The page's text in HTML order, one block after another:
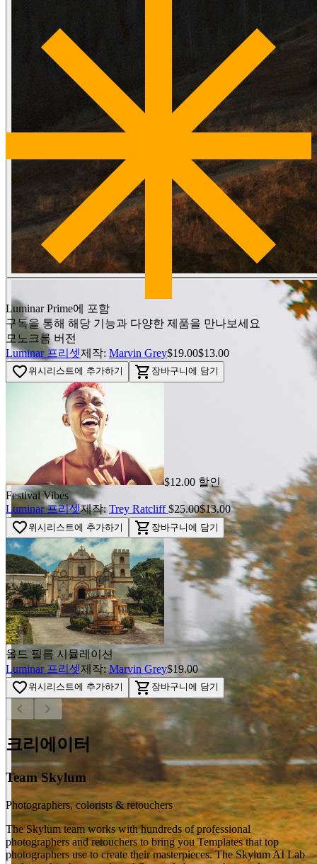
Luminar Prime에 포함
구독을 통해 해당 기능과 다양한 제품을 만나보세요
모노크롬 버전
Luminar 프리셋제작: Marvin Grey$19.00$13.00
favorite_border 위시리스트에 추가하기 shopping_cart 장바구니에 담기
$12.00 할인
Festival Vibes
Luminar 프리셋제작: Trey Ratcliff$25.00$13.00
favorite_border 위시리스트에 추가하기 shopping_cart 장바구니에 담기
올드 필름 시뮬레이션
Luminar 프리셋제작: Marvin Grey$19.00
favorite_border 위시리스트에 추가하기 shopping_cart 장바구니에 담기
chevron_left chevron_right
크리에이터
Team Skylum
Photographers, colorists & retouchers
The Skylum team works with hundreds of professional
photographers and retouchers to bring you Templates that top
photographers use to create their masterpieces. The Skylum AI Lab